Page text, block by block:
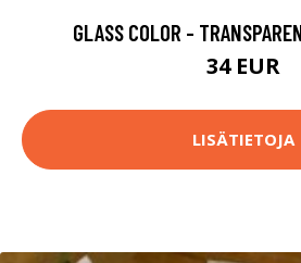
GLASS COLOR -
34 EUR
LISÄTIETOJA